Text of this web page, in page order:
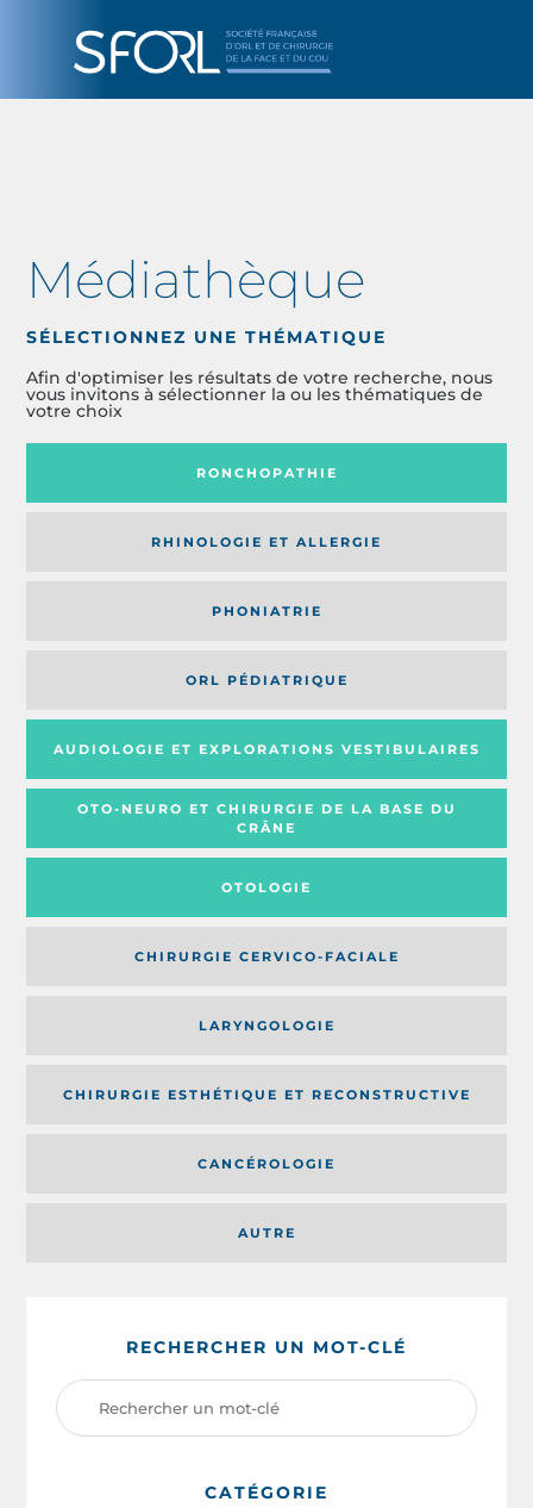
Médiathèque
SÉLECTIONNEZ UNE THÉMATIQUE
Afin d'optimiser les résultats de votre recherche, nous
vous invitons à sélectionner la ou les thématiques de
votre choix
RONCHOPATHIE
RHINOLOGIE ET ALLERGIE
PHONIATRIE
ORL PÉDIATRIQUE
AUDIOLOGIE ET EXPLORATIONS VESTIBULAIRES
OTO-NEURO ET CHIRURGIE DE LA BASE DU
CRÂNE
OTOLOGIE
CHIRURGIE CERVICO-FACIALE
AUTRE
LARYNGOLOGIE
CHIRURGIE ESTHÉTIQUE ET RECONSTRUCTIVE
CANCÉROLOGIE
RECHERCHER UN MOT-CLÉ
CATÉGORIE